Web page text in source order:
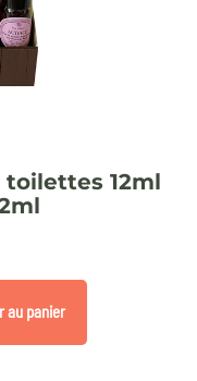
12ml
au panier